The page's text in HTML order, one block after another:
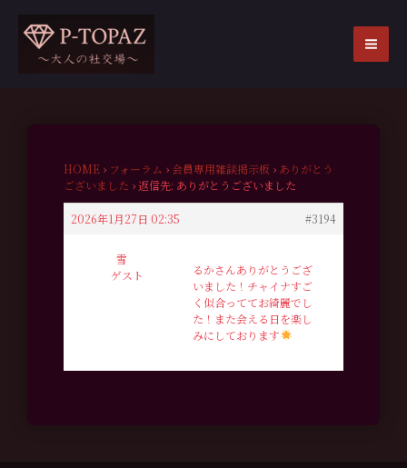
HOME › フォーラム › 会員専用雑談掲示板 › ありがとう
ございました ›返信先: ありがとうございました
2026年1月27日 02:35 #3194
雪
ゲスト
るかさんありがとうござ
いました！チャイナすご
く似合っててお綺麗でし
た！また会える日を楽し
みにしております